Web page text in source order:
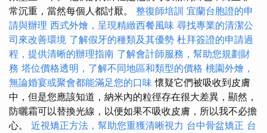
常沉重，當然每個人都討厭。 整復師培訓 宜蘭台胞證的申
請與辦理 西式外燴，呈現精緻西餐風味 尋找專業的清潔公
司來改善環境 了解假牙的種類及其優勢 杜拜簽證的申請過
程，提供清晰的辦理指南 了解會計師服務，幫助您規劃財
務 塔位價格透明，了解不同地區和類型的價格 桃園外燴，
無論婚宴或聚會都能滿足您的口味 懷疑它們被吸收到皮膚
中，但是您應該知道，納米內的粒徑存在很大差異，顯然，
防曬霜可以替換光線，以便如果不吸收皮膚，所以我不必擔
心。 近視矯正方法，幫助您重獲清晰視力 台中骨盆矯正 台